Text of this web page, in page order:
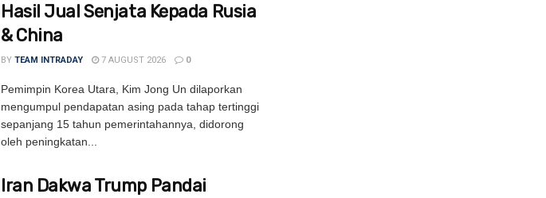
Hasil Jual Senjata Kepada Rusia
& China
BY TEAM INTRADAY 7 AUGUST 2026 0
Pemimpin Korea Utara, Kim Jong Un dilaporkan
mengumpul pendapatan asing pada tahap tertinggi
sepanjang 15 tahun pemerintahannya, didorong
oleh peningkatan...
Iran Dakwa Trump Pandai